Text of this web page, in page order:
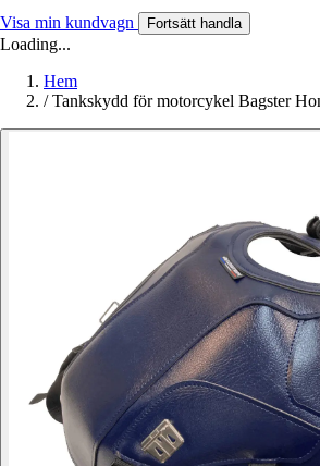
Visa min kundvagn Fortsätt handla
Loading...
Hem
/ Tankskydd för motorcykel Bagster